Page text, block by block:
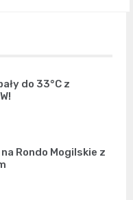
do 33°C z
Rondo Mogilskie z